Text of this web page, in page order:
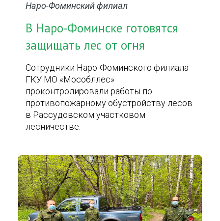
Наро-Фоминский филиал
В Наро-Фоминске готовятся
защищать лес от огня
Сотрудники Наро-Фоминского филиала
ГКУ МО «Мособллес»
проконтролировали работы по
противопожарному обустройству лесов
в Рассудовском участковом
лесничестве.